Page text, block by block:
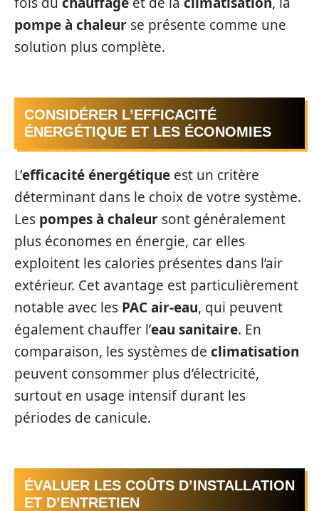
pompe à chaleur se présente comme une
solution plus complète.
CONSIDÉRER L’EFFICACITÉ
ÉNERGÉTIQUE ET LES ÉCONOMIES
L’efficacité énergétique est un critère
déterminant dans le choix de votre système.
Les pompes à chaleur sont généralement
plus économes en énergie, car elles
exploitent les calories présentes dans l’air
extérieur. Cet avantage est particulièrement
notable avec les PAC air-eau, qui peuvent
également chauffer l’eau sanitaire. En
comparaison, les systèmes de climatisation
peuvent consommer plus d’électricité,
surtout en usage intensif durant les
périodes de canicule.
ÉVALUER LES COÛTS D’INSTALLATION
ET D’ENTRETIEN